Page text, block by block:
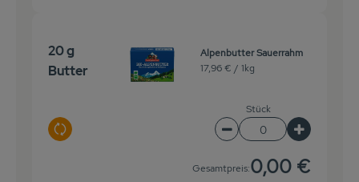
20 g
Butter
Auswahl ändern
Alpenbutter Sauerrahm
17,96 € / 1kg
Stück
Artikelanzahl
Gesamtpreis:0,00 €